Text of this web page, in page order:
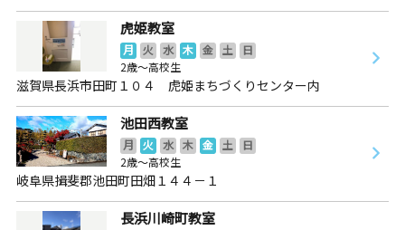
虎姫教室
月 火 水 木 金 土
日
2歳～高校生
滋賀県長浜市田町１０４ 虎姫まちづくりセンター内
池田西教室
月 火 水 木 金 土
日
2歳～高校生
岐阜県揖斐郡池田町田畑１４４－１
長浜川崎町教室